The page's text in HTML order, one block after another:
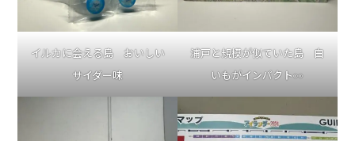
イルカに会える島 おいしい
サイダー味
浦戸と規模が似ていた島 白
いもがインパクト👀